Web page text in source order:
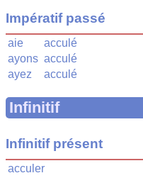
Impératif passé
aie
acculé
ayons acculé
ayez
acculé
Infinitif
Infinitif présent
acculer